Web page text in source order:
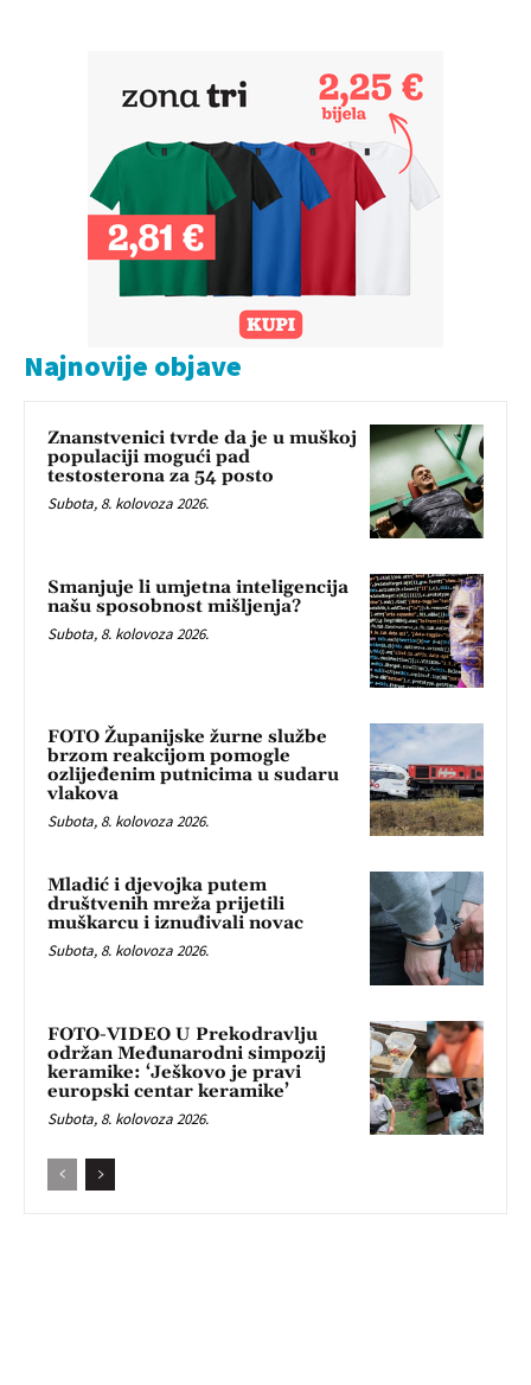
Najnovije objave
Znanstvenici tvrde da je u muškoj
populaciji mogući pad
testosterona za 54 posto
Subota, 8. kolovoza 2026.
Smanjuje li umjetna inteligencija
našu sposobnost mišljenja?
Subota, 8. kolovoza 2026.
FOTO Županijske žurne službe
brzom reakcijom pomogle
ozlijeđenim putnicima u sudaru
vlakova
Subota, 8. kolovoza 2026.
Mladić i djevojka putem
društvenih mreža prijetili
muškarcu i iznuđivali novac
Subota, 8. kolovoza 2026.
FOTO-VIDEO U Prekodravlju
održan Međunarodni simpozij
keramike: ‘Ješkovo je pravi
europski centar keramike’
Subota, 8. kolovoza 2026.